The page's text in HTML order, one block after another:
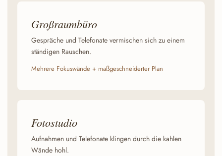
Großraumbüro
Gespräche und Telefonate vermischen sich zu einem
ständigen Rauschen.
Mehrere Fokuswände + maßgeschneiderter Plan
Fotostudio
Aufnahmen und Telefonate klingen durch die kahlen
Wände hohl.